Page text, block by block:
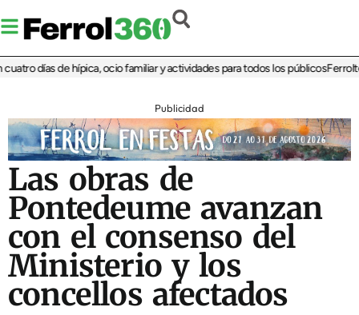
días de hípica, ocio familiar y actividades para todos los públicos
Publicidad
Las obras de
Pontedeume avanzan
con el consenso del
Ministerio y los
concellos afectados